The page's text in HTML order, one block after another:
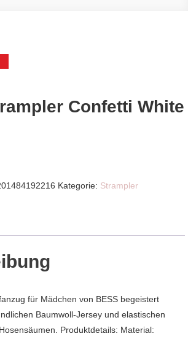
Confetti White
Kategorie: Strampler
für Mädchen von BESS begeistert
Baumwoll-Jersey und elastischen
Produktdetails: Material: